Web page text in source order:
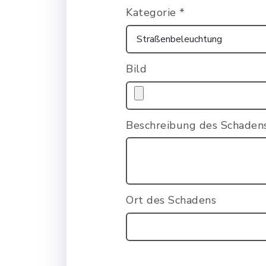
Kategorie *
Bild
Beschreibung des
Ort des Schadens